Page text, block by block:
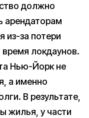
должно
арендаторам
из-за потери
локдаунов.
Нью-Йорк не
а именно
В результате,
жилья, у части